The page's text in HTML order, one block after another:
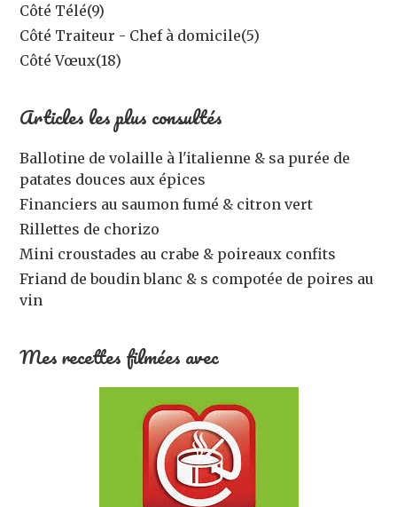
Côté Télé(9)
Côté Traiteur - Chef à domicile(5)
Côté Vœux(18)
Articles les plus consultés
Ballotine de volaille à l'italienne & sa purée de
patates douces aux épices
Financiers au saumon fumé & citron vert
Rillettes de chorizo
Mini croustades au crabe & poireaux confits
Friand de boudin blanc & s compotée de poires au
vin
Mes recettes filmées avec